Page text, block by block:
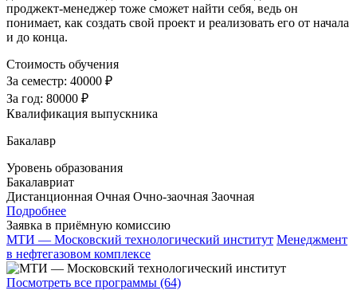
проджект-менеджер тоже сможет найти себя, ведь он
понимает, как создать свой проект и реализовать его от начала
и до конца.
Стоимость обучения
За семестр: 40000 ₽
За год: 80000 ₽
Квалификация выпускника
Бакалавр
Уровень образования
Бакалавриат
Дистанционная Очная Очно-заочная Заочная
Подробнее
Заявка в приёмную комиссию
МТИ — Московский технологический институт Менеджмент
в нефтегазовом комплексе
Посмотреть все программы (64)